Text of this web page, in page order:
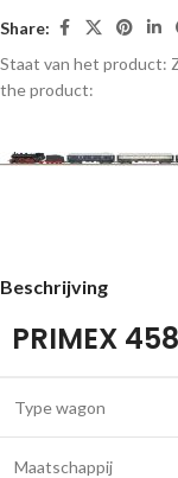
Share:
Staat van het product:
the product:
Beschrijving
PRIMEX
Type wagon
Maatschappij